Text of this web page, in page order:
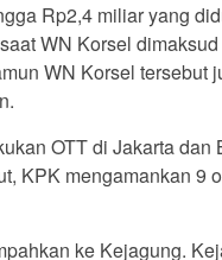
Rp2,4 miliar yang
WN Korsel
WN Korsel tersebut
OTT di Jakarta dan
KPK mengamankan 9
ke Kejagung.